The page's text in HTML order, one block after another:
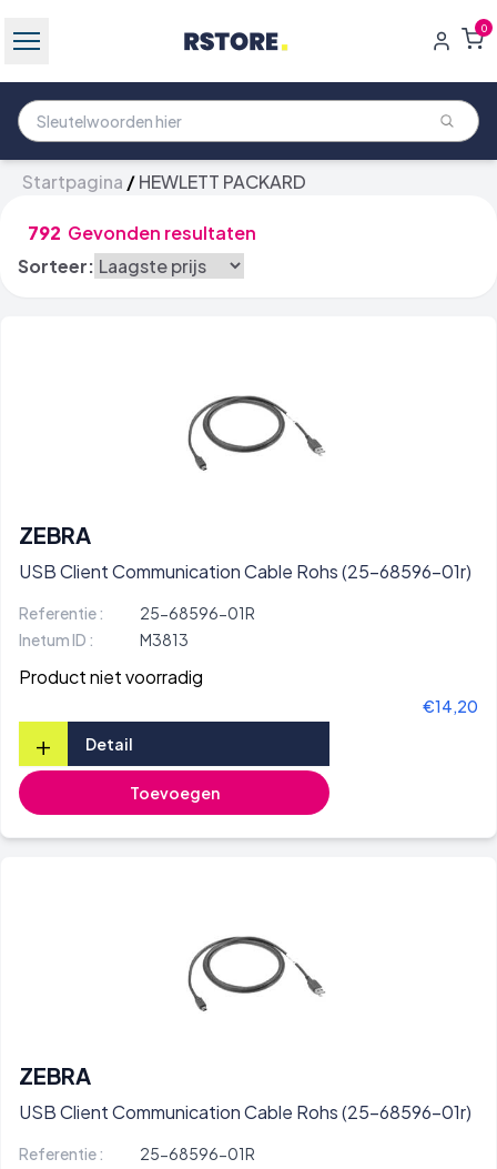
0
Startpagina /HEWLETT PACKARD
792 Gevonden resultaten
Sorteer:
ZEBRA
USB Client Communication Cable Rohs (25-68596-01r)
Referentie :
25-68596-01R
Inetum ID :
M3813
Product niet voorradig
€14,20
+ Detail
Toevoegen
ZEBRA
USB Client Communication Cable Rohs (25-68596-01r)
Referentie :
25-68596-01R